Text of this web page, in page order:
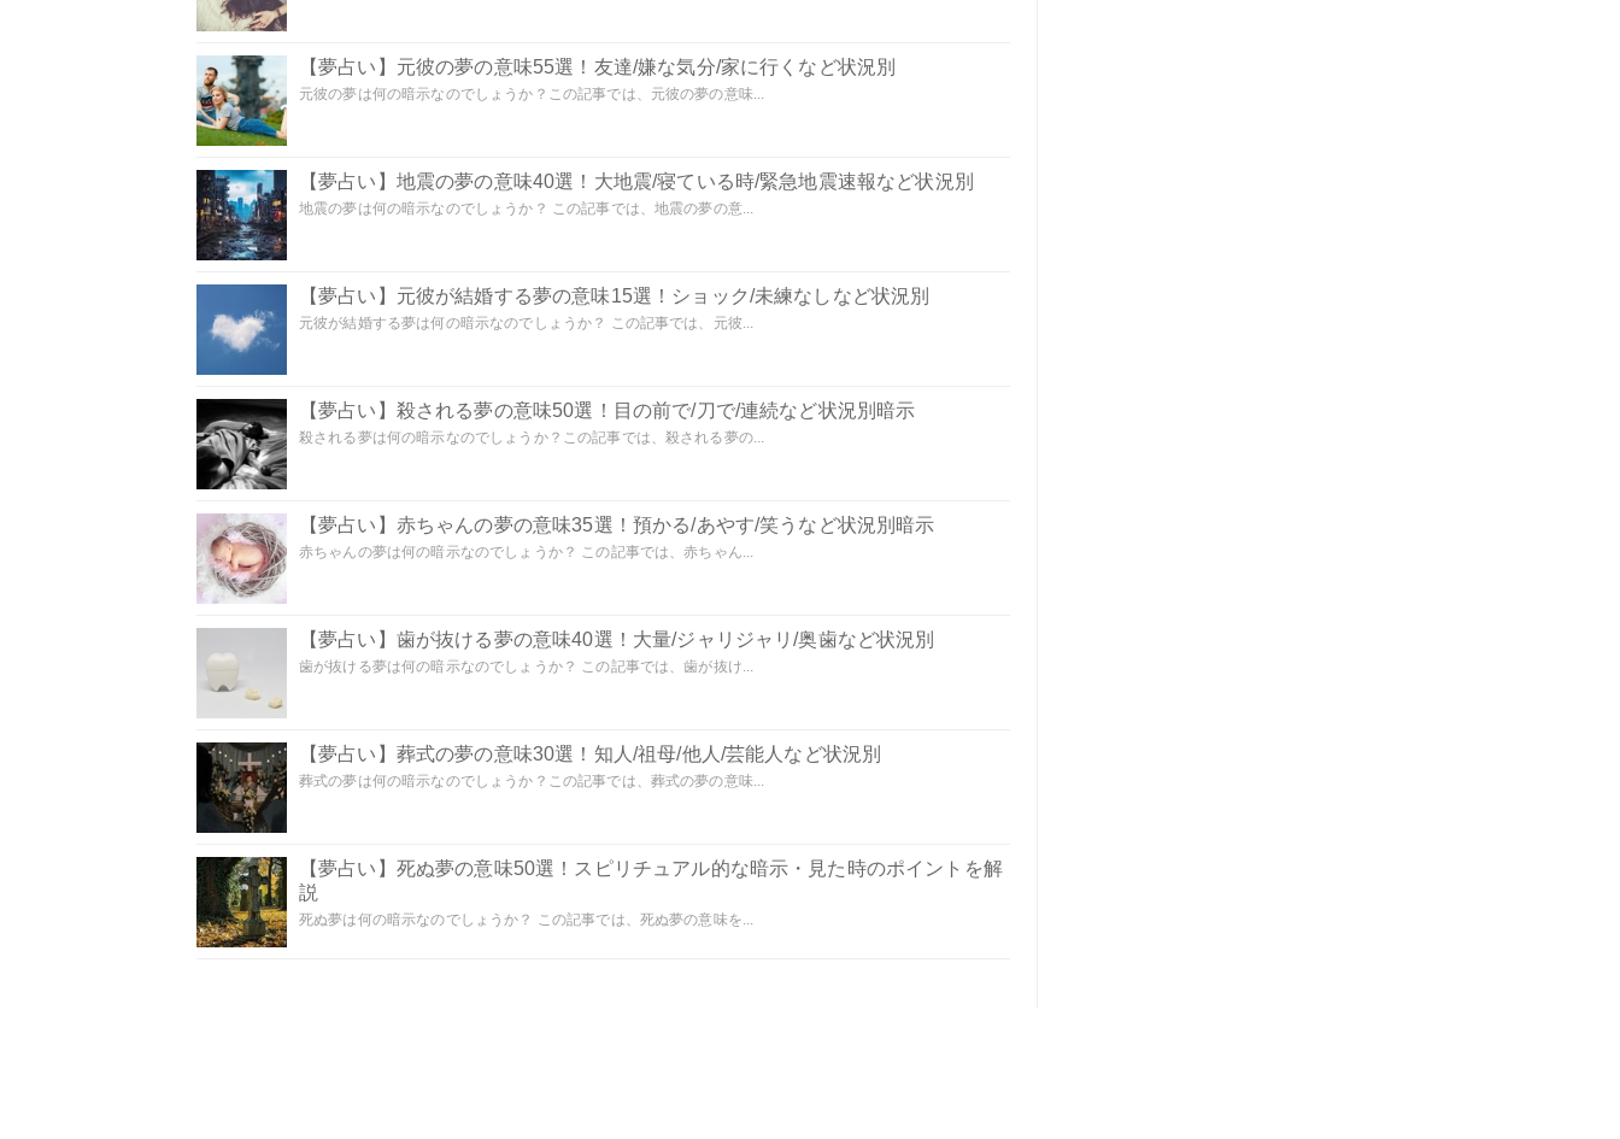
【夢占い】元彼の夢の意味55選！友達/嫌な気分/家に行くなど状況別
元彼の夢は何の暗示なのでしょうか？この記事では、元彼の夢の意味...
【夢占い】地震の夢の意味40選！大地震/寝ている時/緊急地震速報など状況別
地震の夢は何の暗示なのでしょうか？ この記事では、地震の夢の意...
【夢占い】元彼が結婚する夢の意味15選！ショック/未練なしなど状況別
元彼が結婚する夢は何の暗示なのでしょうか？ この記事では、元彼...
【夢占い】殺される夢の意味50選！目の前で/刀で/連続など状況別暗示
殺される夢は何の暗示なのでしょうか？この記事では、殺される夢の...
【夢占い】赤ちゃんの夢の意味35選！預かる/あやす/笑うなど状況別暗示
赤ちゃんの夢は何の暗示なのでしょうか？ この記事では、赤ちゃん...
【夢占い】歯が抜ける夢の意味40選！大量/ジャリジャリ/奥歯など状況別
歯が抜ける夢は何の暗示なのでしょうか？ この記事では、歯が抜け...
【夢占い】葬式の夢の意味30選！知人/祖母/他人/芸能人など状況別
葬式の夢は何の暗示なのでしょうか？この記事では、葬式の夢の意味...
【夢占い】死ぬ夢の意味50選！スピリチュアル的な暗示・見た時のポイントを解
説
死ぬ夢は何の暗示なのでしょうか？ この記事では、死ぬ夢の意味を...